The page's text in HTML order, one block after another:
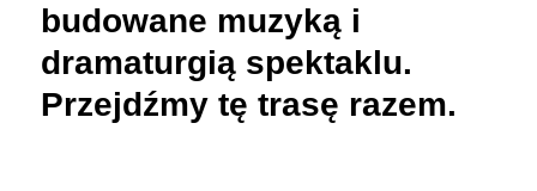
budowane muzyką i
dramaturgią spektaklu.
Przejdźmy tę trasę razem.